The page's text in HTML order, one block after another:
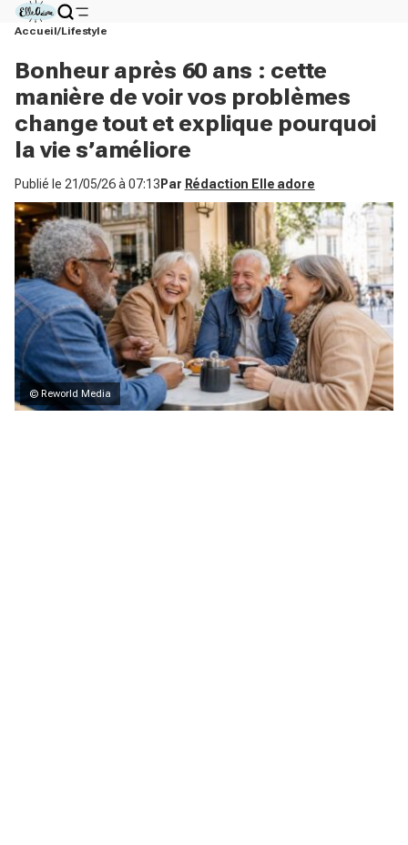
Accueil Lifestyle
Bonheur après 60 ans : cette
manière de voir vos problèmes
change tout et explique pourquoi
la vie s’améliore
Publié le 21/05/26 à 07:13 Par Rédaction Elle adore
© Reworld Media